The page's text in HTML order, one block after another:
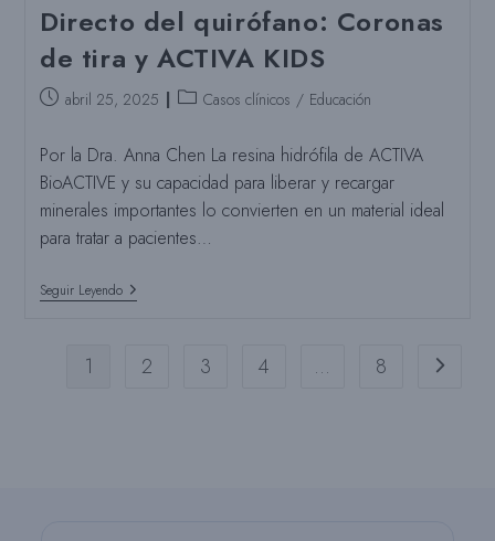
Directo del quirófano: Coronas
de tira y ACTIVA KIDS
Puestoabril 25, 2025
Categoría
puesto:
Casos clínicos / Educación
Por la Dra. Anna Chen La resina hidrófila de ACTIVA
BioACTIVE y su capacidad para liberar y recargar
minerales importantes lo convierten en un material ideal
para tratar a pacientes…
Seguir LeyendoDirecto
Del
Tira
1 2 3 4 … 8 Ir a la